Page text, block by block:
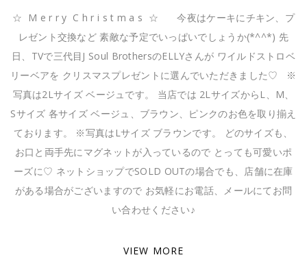
☆ M e r r y C h r i s t m a s ☆ 今夜はケーキにチキン、プ
レゼント交換など 素敵な予定でいっぱいでしょうか(*^^*) 先
日、TVで三代目J Soul BrothersのELLYさんが ワイルドストロベ
リーベアを クリスマスプレゼントに選んでいただきました♡ ※
写真は2Lサイズ ベージュです。 当店では 2LサイズからL、M、
Sサイズ 各サイズ ベージュ、ブラウン、ピンクのお色を取り揃え
ております。 ※写真はLサイズ ブラウンです。 どのサイズも、
お口と両手先にマグネットが入っているので とっても可愛いポ
ーズに♡ ネットショップでSOLD OUTの場合でも、店舗に在庫
がある場合がございますので お気軽にお電話、メールにてお問
い合わせください♪
VIEW MORE